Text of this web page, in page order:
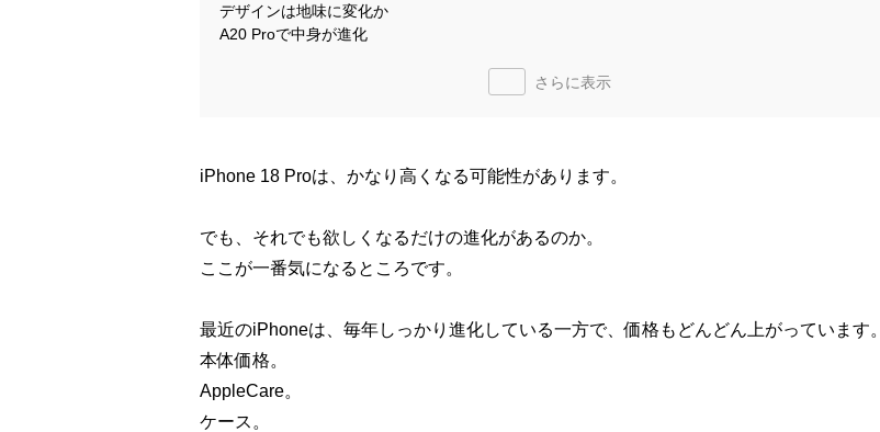
デザインは地味に変化か
A20 Proで中身が進化
さらに表示
iPhone 18 Proは、かなり高くなる可能性があります。
でも、それでも欲しくなるだけの進化があるのか。
ここが一番気になるところです。
最近のiPhoneは、毎年しっかり進化している一方で、価格もどんどん上がっています。
本体価格。
AppleCare。
ケース。